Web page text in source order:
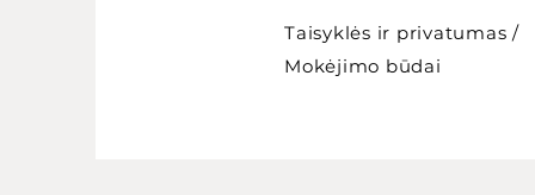
Taisyklės ir privatumas /
Mokėjimo būdai